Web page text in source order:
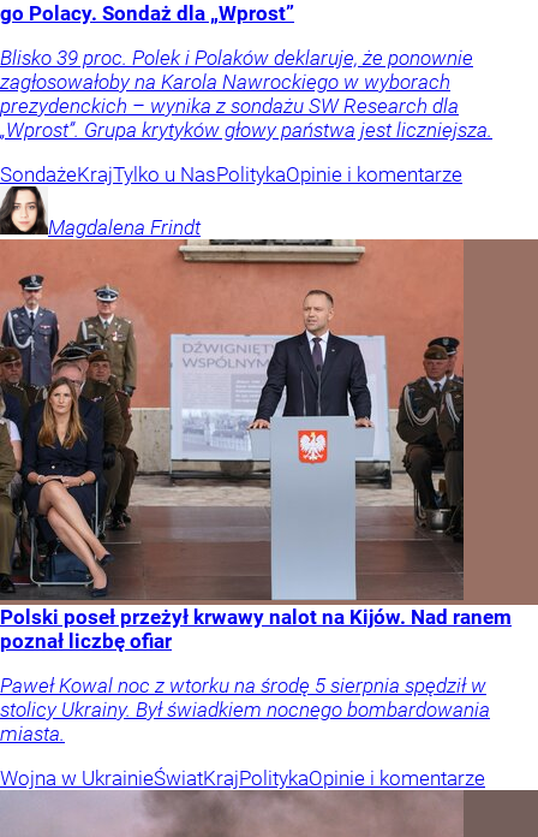
go Polacy. Sondaż dla „Wprost”
Blisko 39 proc. Polek i Polaków deklaruje, że ponownie
zagłosowałoby na Karola Nawrockiego w wyborach
prezydenckich – wynika z sondażu SW Research dla
„Wprost”. Grupa krytyków głowy państwa jest liczniejsza.
SondażeKrajTylko u NasPolitykaOpinie i komentarze
Magdalena Frindt
Polski poseł przeżył krwawy nalot na Kijów. Nad ranem
poznał liczbę ofiar
Paweł Kowal noc z wtorku na środę 5 sierpnia spędził w
stolicy Ukrainy. Był świadkiem nocnego bombardowania
miasta.
Wojna w UkrainieŚwiatKrajPolitykaOpinie i komentarze